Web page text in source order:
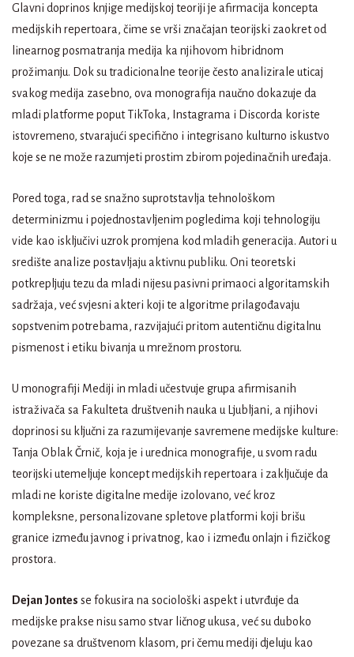
Glavni doprinos knjige medijskoj teoriji je afirmacija koncepta
medijskih repertoara, čime se vrši značajan teorijski zaokret od
linearnog posmatranja medija ka njihovom hibridnom
prožimanju. Dok su tradicionalne teorije često analizirale uticaj
svakog medija zasebno, ova monografija naučno dokazuje da
mladi platforme poput TikToka, Instagrama i Discorda koriste
istovremeno, stvarajući specifično i integrisano kulturno iskustvo
koje se ne može razumjeti prostim zbirom pojedinačnih uređaja.
Pored toga, rad se snažno suprotstavlja tehnološkom
determinizmu i pojednostavljenim pogledima koji tehnologiju
vide kao isključivi uzrok promjena kod mladih generacija. Autori u
središte analize postavljaju aktivnu publiku. Oni teoretski
potkrepljuju tezu da mladi nijesu pasivni primaoci algoritamskih
sadržaja, već svjesni akteri koji te algoritme prilagođavaju
sopstvenim potrebama, razvijajući pritom autentičnu digitalnu
pismenost i etiku bivanja u mrežnom prostoru.
U monografiji Mediji in mladi učestvuje grupa afirmisanih
istraživača sa Fakulteta društvenih nauka u Ljubljani, a njihovi
doprinosi su ključni za razumijevanje savremene medijske kulture:
Tanja Oblak Črnič, koja je i urednica monografije, u svom radu
teorijski utemeljuje koncept medijskih repertoara i zaključuje da
mladi ne koriste digitalne medije izolovano, već kroz
kompleksne, personalizovane spletove platformi koji brišu
granice između javnog i privatnog, kao i između onlajn i fizičkog
prostora.
Dejan Jontes se fokusira na sociološki aspekt i utvrđuje da
medijske prakse nisu samo stvar ličnog ukusa, već su duboko
povezane sa društvenom klasom, pri čemu mediji djeluju kao